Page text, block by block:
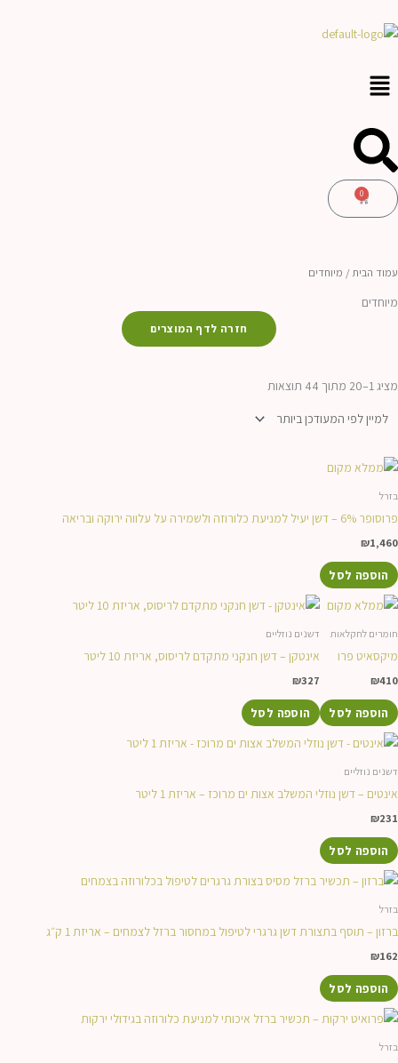
לתוכן
0
עגלת
קניות
עמוד הבית / מיוחדים
מיוחדים
חזרה לדף המוצרים
מציג 1–20 מתוך 44 תוצאות
ביותר
בזרל
פרוסופר 6% – דשן יעיל למניעת כלורוזה ולשמירה על עלווה ירוקה ובריאה
₪1,460
הוספה לסל
חומרים לחקלאות
מיקסאיט פרו
₪410
הוספה לסל
דשנים נוזליים
אינטקן – דשן חנקני מתקדם לריסוס, אריזת 10 ליטר
₪327
הוספה לסל
דשנים נוזליים
אינטים – דשן נוזלי המשלב אצות ים מרוכז – אריזת 1 ליטר
₪231
הוספה לסל
בזרל
ברזון – תוסף בתצורת דשן גרגרי לטיפול במחסור ברזל לצמחים – אריזת 1 ק״ג
₪162
הוספה לסל
בזרל